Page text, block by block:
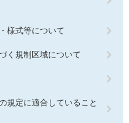
様式等について
く規制区域について
規定に適合していること